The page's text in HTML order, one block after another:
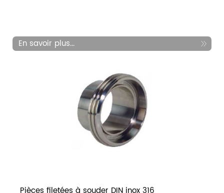
En savoir plus...